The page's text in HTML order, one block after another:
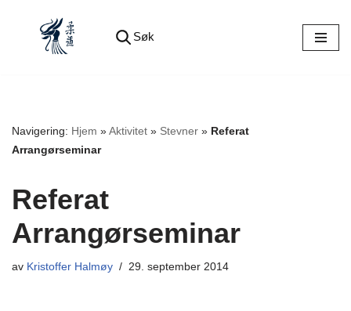
Søk
Navigering: Hjem »Aktivitet » Stevner » Referat
Arrangørseminar
Referat
Arrangørseminar
av Kristoffer Halmøy 29. september 2014